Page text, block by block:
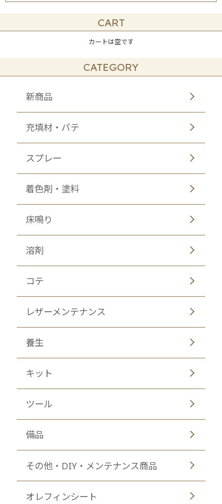
CART
カートは空です
CATEGORY
新商品
充填材・パテ
スプレー
着色剤・塗料
床鳴り
溶剤
コテ
レザーメンテナンス
養生
キット
ツール
備品
その他・DIY・メンテナンス商品
オレフィンシート